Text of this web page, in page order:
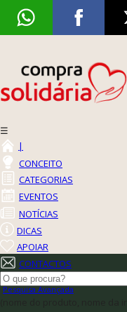
☰
|
CONCEITO
CATEGORIAS
EVENTOS
NOTÍCIAS
DICAS
APOIAR
CONTACTOS
Pesquisa Avançada